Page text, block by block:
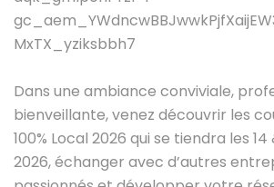
MxTX_yziksbbh7
Dans une ambiance conviviale,
bienveillante, venez découvrir les
100% Local 2026 qui se tiendra les
2026, échanger avec d’autres